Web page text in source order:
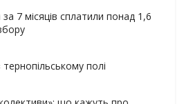
7 місяців сплатили понад 1,6
полі